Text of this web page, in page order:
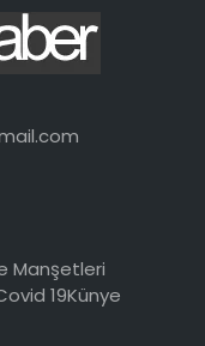
Manşetleri
19Künye